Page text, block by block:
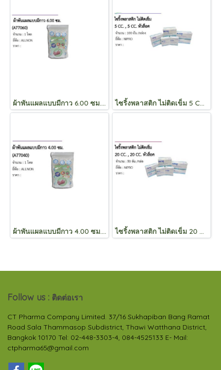
ผ้าพันแผลแบบมีกาว 6.00 ซม. (A77060) ไซริ้งพลาสติก ไม่ติดเข็ม 5 CC. , 5 CC. หัวล็อค
ผ้าพันแผลแบบมีกาว 4.00 ซม. (A77040) ไซริ้งพลาสติก ไม่ติดเข็ม 20 CC. , 20 CC. หัวล็อค
Follow us : ติดต่อเรา
CT Pharma Company Limited. 37/16 Sukhapiban Bang Ramat
Road Sala Thammasop Subdistrict, Thawi Watthana District,
Bangkok 10170 Tel: 02-448-3303-4, 084-4525133 E- Mail:
ctpharma65@gmail.com